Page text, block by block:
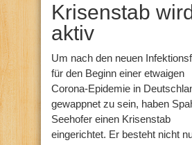
Krisenstab
aktiv
Um nach den neuen
für den Beginn einer etwaigen
Corona-Epidemie in
gewappnet zu sein, haben
Seehofer einen Krisenstab
eingerichtet. Er besteht nicht